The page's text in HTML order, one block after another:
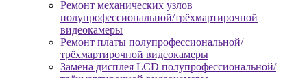
Ремонт механических узлов
полупрофессиональной/трёхмартирочной
видеокамеры
Ремонт платы полупрофессиональной/
трёхмартирочной видеокамеры
Замена дисплея LCD полупрофессиональной/